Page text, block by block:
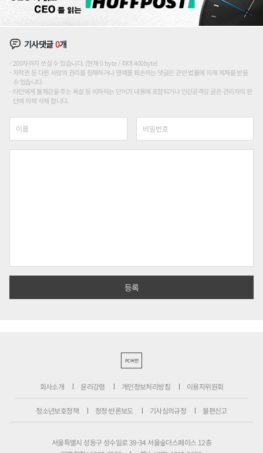
기사댓글0개
200자까지 쓰실 수 있습니다. (현재 0 byte / 최대 400byte)
저작권 등 다른 사람의 권리를 침해하거나 명예를 훼손하는 댓글은 관련 법률에 의해 제재를 받을
수 있습니다.
타인에게 불쾌감을 주는 욕설 등 비하하는 단어가 내용에 포함되거나 인신공격성 글은 관리자의 판
단에 의해 삭제 합니다.
PC버전
회사소개 윤리강령 개인정보처리방침 이용자위원회
청소년보호정책 정정·반론보도 기사심의규정 불편신고
서울특별시 성동구 성수일로 39-34 서울숲더스페이스 12층